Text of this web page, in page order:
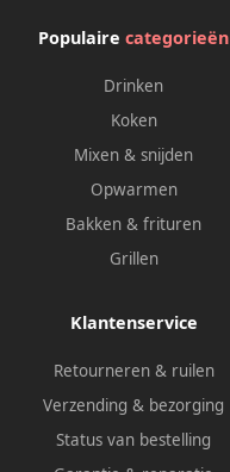
Populaire categorieën
Drinken
Koken
Mixen & snijden
Opwarmen
Bakken & frituren
Grillen
Klantenservice
Retourneren & ruilen
Verzending & bezorging
Status van bestelling